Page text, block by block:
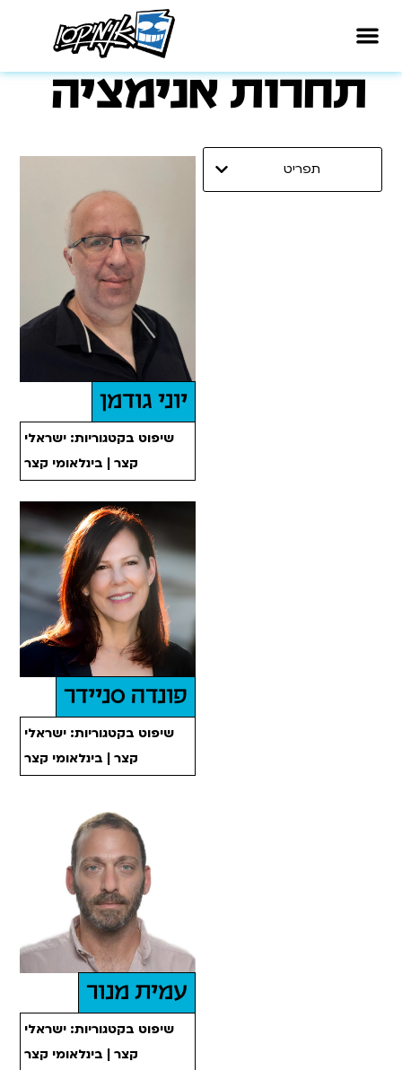
תחרות אנימציה
תפריט
יוני גודמן
שיפוט בקטגוריות: ישראלי
קצר | בינלאומי קצר
פונדה סניידר
שיפוט בקטגוריות: ישראלי
קצר | בינלאומי קצר
עמית מנור
שיפוט בקטגוריות: ישראלי
קצר | בינלאומי קצר